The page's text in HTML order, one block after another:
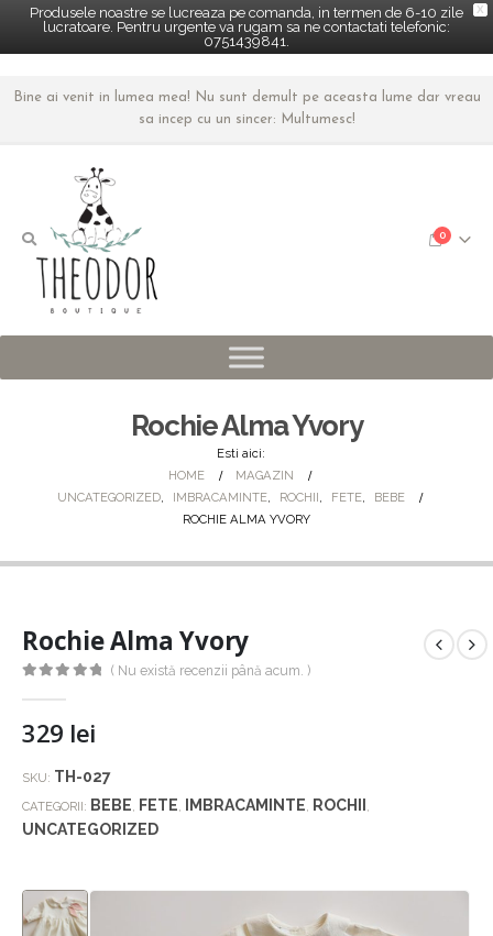
X
Produsele noastre se lucreaza pe comanda, in termen de 6-10 zile
lucratoare. Pentru urgente va rugam sa ne contactati telefonic:
0751439841.
Bine ai venit in lumea mea! Nu sunt demult pe aceasta lume dar vreau
sa incep cu un sincer: Multumesc!
0
Rochie Alma Yvory
Esti aici:
HOME
MAGAZIN
UNCATEGORIZED, IMBRACAMINTE, ROCHII, FETE,
BEBE
ROCHIE ALMA YVORY
Rochie Alma Yvory
( Nu există recenzii până acum. )
329 lei
SKU: TH-027
CATEGORII: BEBE, FETE, IMBRACAMINTE, ROCHII ,
UNCATEGORIZED